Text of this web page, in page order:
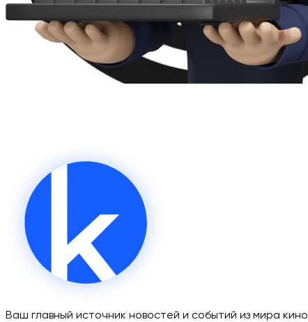
Ваш главный источник новостей и событий из мира кино